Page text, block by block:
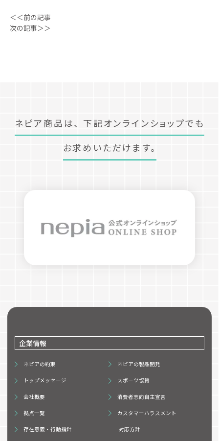
＜＜前の記事
次の記事＞＞
ネピア商品は、 下記オンラインショップでも
お求めいただけます。
企業情報
ネピアの約束
トップメッセージ
会社概要
拠点一覧
存在意義・行動指針
ネピアの製品開発
スポーツ協賛
消費者志向自主宣言
カスタマーハラスメント
対応方針